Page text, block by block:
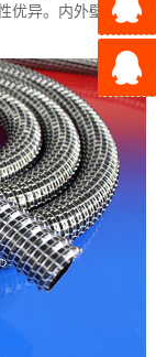
优异。内外壁平